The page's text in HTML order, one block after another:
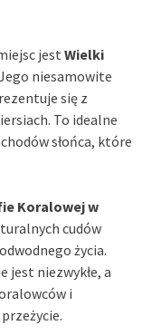
jest Wielki
niesamowite
się z
To idealne
słońca, które
Koralowej w
cudów
życia.
jest niezwykłe, a
i